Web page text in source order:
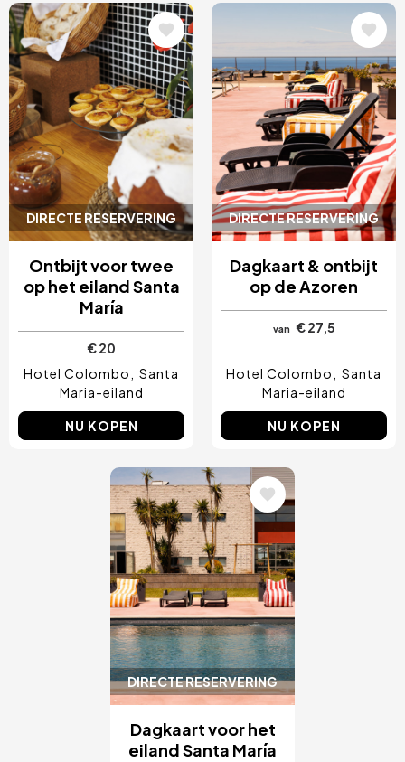
DIRECTE RESERVERING
Afbeelding
Ontbijt voor twee
op het eiland Santa
María
€ 20
Hotel Colombo
Santa
Maria-eiland
NU KOPEN
DIRECTE RESERVERING
Afbeelding
Dagkaart & ontbijt
op de Azoren
van € 27,5
Hotel Colombo
Santa
Maria-eiland
NU KOPEN
DIRECTE RESERVERING
Afbeelding
Dagkaart voor het
eiland Santa María